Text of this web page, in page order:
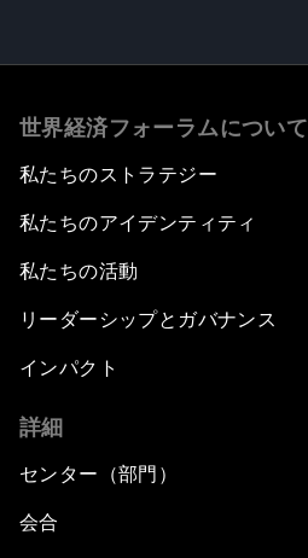
世界経済フォーラムについて
私たちのストラテジー
私たちのアイデンティティ
私たちの活動
リーダーシップとガバナンス
インパクト
詳細
センター（部門）
会合